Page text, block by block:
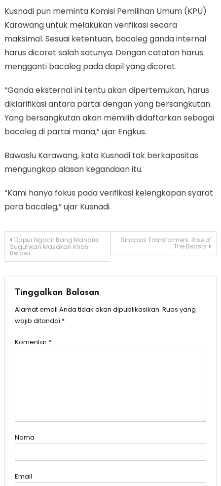
Kusnadi pun meminta Komisi Pemilihan Umum (KPU)
Karawang untuk melakukan verifikasi secara
maksimal. Sesuai ketentuan, bacaleg ganda internal
harus dicoret salah satunya. Dengan catatan harus
mengganti bacaleg pada dapil yang dicoret.
“Ganda eksternal ini tentu akan dipertemukan, harus
diklarifikasi antara partai dengan yang bersangkutan.
Yang bersangkutan akan memilih didaftarkan sebagai
bacaleg di partai mana,” ujar Engkus.
Bawaslu Karawang, kata Kusnadi tak berkapasitas
mengungkap alasan kegandaan itu.
“Kami hanya fokus pada verifikasi kelengkapan syarat
para bacaleg,” ujar Kusnadi.
Navigasi
pos
Dapur Ngacir Bang Mandra
Suguhkan Masakan Khas
Betawi
Sinopsis Transformers: Rise of
The Beasts
Tinggalkan Balasan
Alamat email Anda tidak akan dipublikasikan. Ruas yang
wajib ditandai *
Komentar *
Nama
Email